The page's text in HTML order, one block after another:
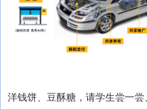
洋钱饼、豆酥糖，请学生尝一尝